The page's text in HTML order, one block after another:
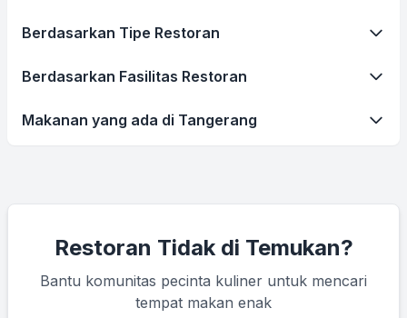
Berdasarkan Tipe Restoran
Berdasarkan Fasilitas Restoran
Makanan yang ada di Tangerang
Restoran Tidak di Temukan?
Bantu komunitas pecinta kuliner untuk mencari
tempat makan enak